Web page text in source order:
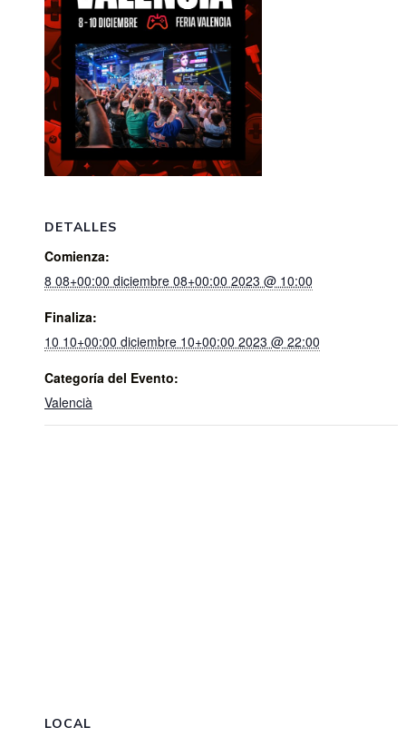
DETALLES
Comienza:
8 08+00:00 diciembre 08+00:00 2023 @ 10:00
Finaliza:
10 10+00:00 diciembre 10+00:00 2023 @ 22:00
Categoría del Evento:
Valencià
LOCAL